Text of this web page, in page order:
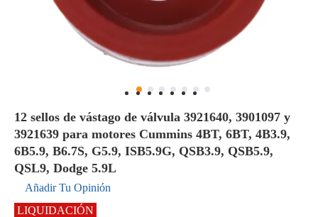
12 sellos de vástago de válvula 3921640, 3901097 y
3921639 para motores Cummins 4BT, 6BT, 4B3.9,
6B5.9, B6.7S, G5.9, ISB5.9G, QSB3.9, QSB5.9,
QSL9, Dodge 5.9L
Añadir Tu Opinión
LIQUIDACIÓN